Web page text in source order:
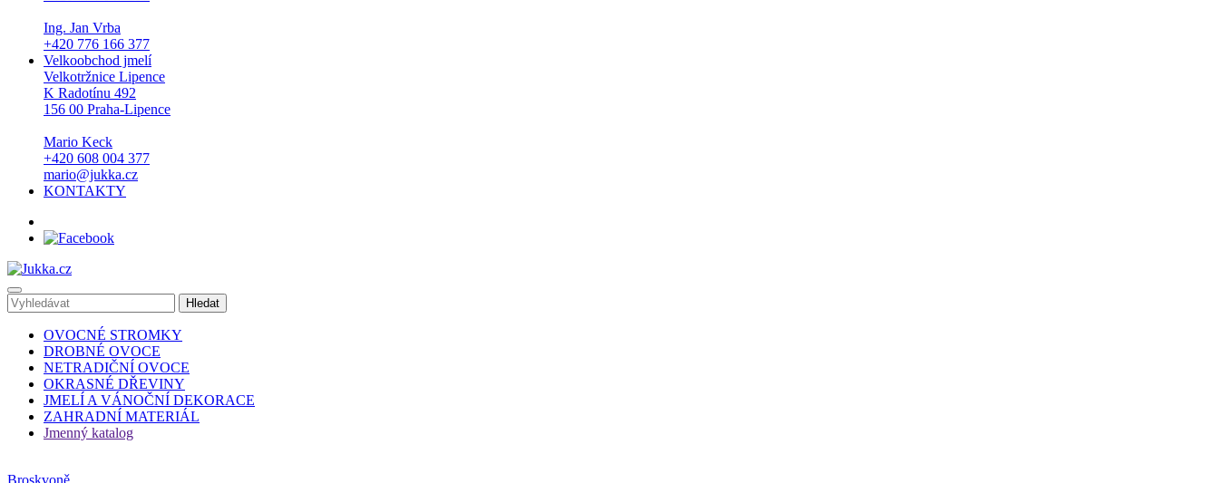
Ing. Jan Vrba
+420 776 166 377
Velkoobchod jmelí
Velkotržnice Lipence
K Radotínu 492
156 00 Praha-Lipence
Mario Keck
+420 608 004 377
mario@jukka.cz
KONTAKTY
OVOCNÉ STROMKY
DROBNÉ OVOCE
NETRADIČNÍ OVOCE
OKRASNÉ DŘEVINY
JMELÍ A VÁNOČNÍ DEKORACE
ZAHRADNÍ MATERIÁL
Jmenný katalog
Broskvoně